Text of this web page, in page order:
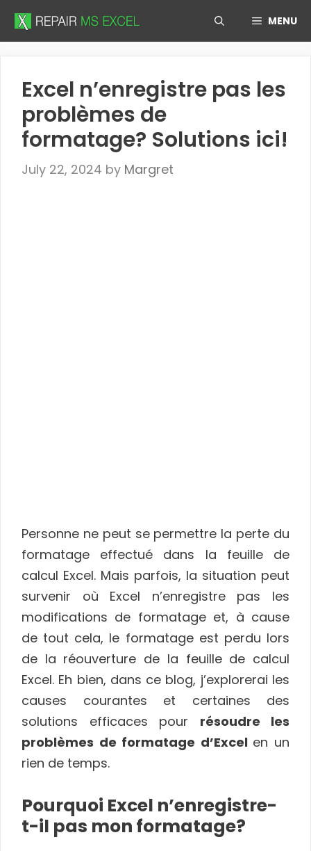
Skip
MENU
Excel n’enregistre pas les
problèmes de
formatage? Solutions ici!
July 22, 2024 by Margret
Personne ne peut se permettre la perte du
formatage effectué dans la feuille de
calcul Excel. Mais parfois, la situation peut
survenir où Excel n’enregistre pas les
modifications de formatage et, à cause
de tout cela, le formatage est perdu lors
de la réouverture de la feuille de calcul
Excel. Eh bien, dans ce blog, j’explorerai les
causes courantes et certaines des
solutions efficaces pour résoudre les
problèmes de formatage d’Excel en un
rien de temps.
Pourquoi Excel n’enregistre-
t-il pas mon formatage?